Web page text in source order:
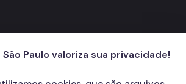
Paulo valoriza sua privacidade!